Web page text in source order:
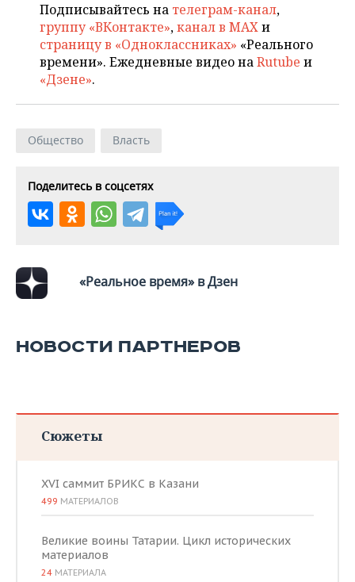
КИБЕРСПОРТ
ФИГУРНОЕ КАТАНИЕ
ВОДНЫЕ ВИДЫ СПОРТА
ХОККЕЙ С МЯЧОМ
КУЛЬТУРА
МЕДИЦИНА
ОБРАЗОВАНИЕ
ПРОИСШЕСТВИЯ
СПИСОК КОМПАНИЙ
Подписывайтесь на телеграм-канал,
группу «ВКонтакте»,канал в MAXи
страницу в «Одноклассниках» «Реального
времени». Ежедневные видео наRutube и
«Дзене».
Общество Власть
Поделитесь в соцсетях
«Реальное время» в Дзен
НОВОСТИ ПАРТНЕРОВ
Сюжеты
XVI саммит БРИКС в Казани
499 МАТЕРИАЛОВ
Великие воины Татарии. Цикл исторических
материалов
24 МАТЕРИАЛА